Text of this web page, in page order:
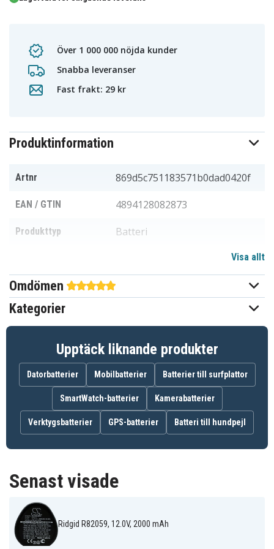
Över 1 000 000 nöjda kunder
Snabba leveranser
Fast frakt: 29 kr
Produktinformation
Artnr 869d5c751183571b0dad0420f
EAN / GTIN 4894128082873
Produkttyp Batteri
Batterityp
Passar varumärke
Mått 84,97 x 51,04 x 47,57 mm
2000 mAh
Batteriet ersätter:
130188001
3520
3526
954932
L1215R
L1220
Batteriet är kompatibelt med följande modeller:
Visa allt
Omdömen
Kategorier
Upptäck liknande produkter
Datorbatterier Mobilbatterier Batterier till surfplattor
SmartWatch-batterier Kamerabatterier
Verktygsbatterier GPS-batterier Batteri till hundpejl
Senast visade
Ridgid R82059, 12.0V, 2000 mAh